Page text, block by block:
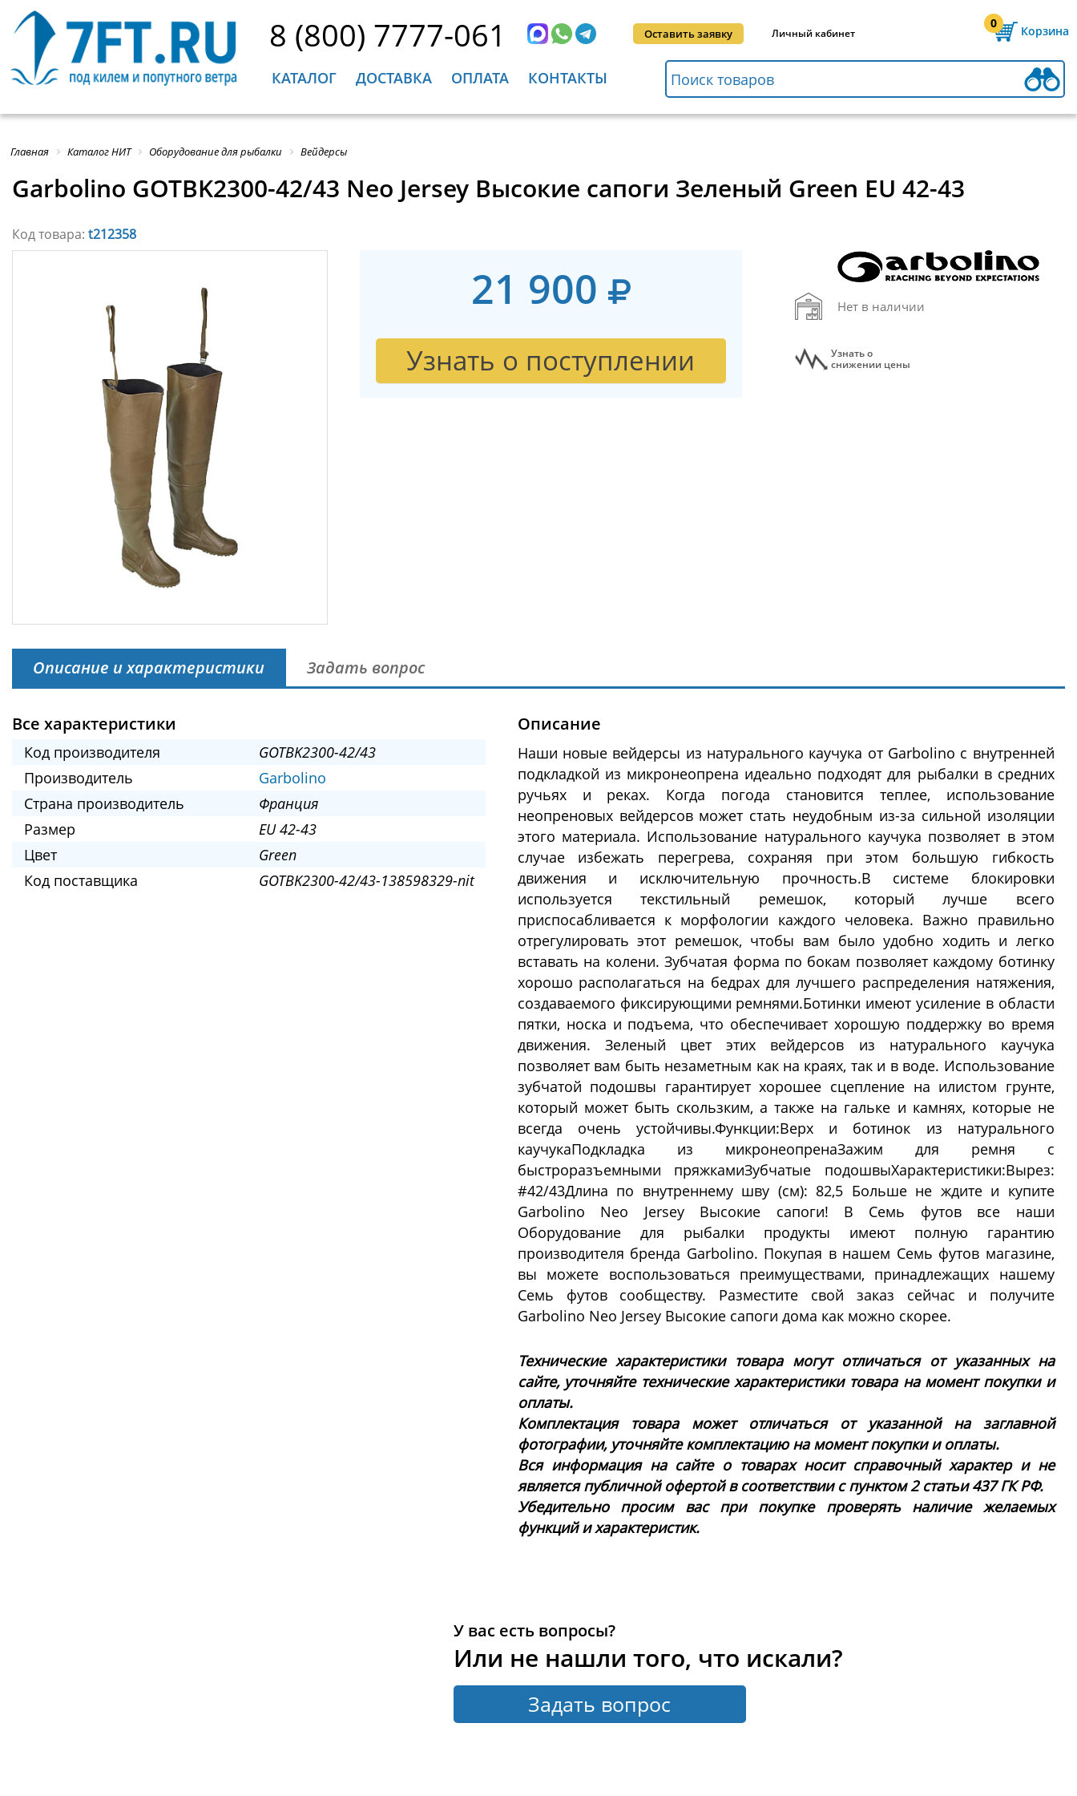
8 (800) 7777-061 Оставить заявку Личный кабинет
0
Корзина
КАТАЛОГ ДОСТАВКА ОПЛАТА КОНТАКТЫ
Главная Каталог НИТ Оборудование для рыбалки Вейдерсы
Garbolino GOTBK2300-42/43 Neo Jersey Высокие сапоги Зеленый Green EU 42-43
Код товара: t212358
21 900
Узнать о поступлении
Нет в наличии
Узнать о
снижении цены
Описание и характеристики Задать вопрос
Все характеристики
Код производителя
GOTBK2300-42/43
Производитель
Garbolino
Страна производитель
Франция
Размер
EU 42-43
Цвет
Green
Код поставщика
GOTBK2300-42/43-138598329-nit
Описание
Наши новые вейдерсы из натурального каучука от Garbolino с внутренней
подкладкой из микронеопрена идеально подходят для рыбалки в средних
ручьях и реках. Когда погода становится теплее, использование
неопреновых вейдерсов может стать неудобным из-за сильной изоляции
этого материала. Использование натурального каучука позволяет в этом
случае избежать перегрева, сохраняя при этом большую гибкость
движения и исключительную прочность.В системе блокировки
используется текстильный ремешок, который лучше всего
приспосабливается к морфологии каждого человека. Важно правильно
отрегулировать этот ремешок, чтобы вам было удобно ходить и легко
вставать на колени. Зубчатая форма по бокам позволяет каждому ботинку
хорошо располагаться на бедрах для лучшего распределения натяжения,
создаваемого фиксирующими ремнями.Ботинки имеют усиление в области
пятки, носка и подъема, что обеспечивает хорошую поддержку во время
движения. Зеленый цвет этих вейдерсов из натурального каучука
позволяет вам быть незаметным как на краях, так и в воде. Использование
зубчатой подошвы гарантирует хорошее сцепление на илистом грунте,
который может быть скользким, а также на гальке и камнях, которые не
всегда очень устойчивы.Функции:Верх и ботинок из натурального
каучукаПодкладка из микронеопренаЗажим для ремня с
быстроразъемными пряжкамиЗубчатые подошвыХарактеристики:Вырез:
#42/43Длина по внутреннему шву (см): 82,5 Больше не ждите и купите
Garbolino Neo Jersey Высокие сапоги! В Семь футов все наши
Оборудование для рыбалки продукты имеют полную гарантию
производителя бренда Garbolino. Покупая в нашем Семь футов магазине,
вы можете воспользоваться преимуществами, принадлежащих нашему
Семь футов сообществу. Разместите свой заказ сейчас и получите
Garbolino Neo Jersey Высокие сапоги дома как можно скорее.
Технические характеристики товара могут отличаться от указанных на
сайте, уточняйте технические характеристики товара на момент покупки и
оплаты.
Комплектация товара может отличаться от указанной на заглавной
фотографии, уточняйте комплектацию на момент покупки и оплаты.
Вся информация на сайте о товарах носит справочный характер и не
является публичной офертой в соответствии с пунктом 2 статьи 437 ГК РФ.
Убедительно просим вас при покупке проверять наличие желаемых
функций и характеристик.
У вас есть вопросы?
Или не нашли того, что искали?
Задать вопрос